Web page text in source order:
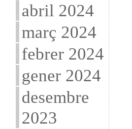
abril 2024
març 2024
febrer 2024
gener 2024
desembre
2023